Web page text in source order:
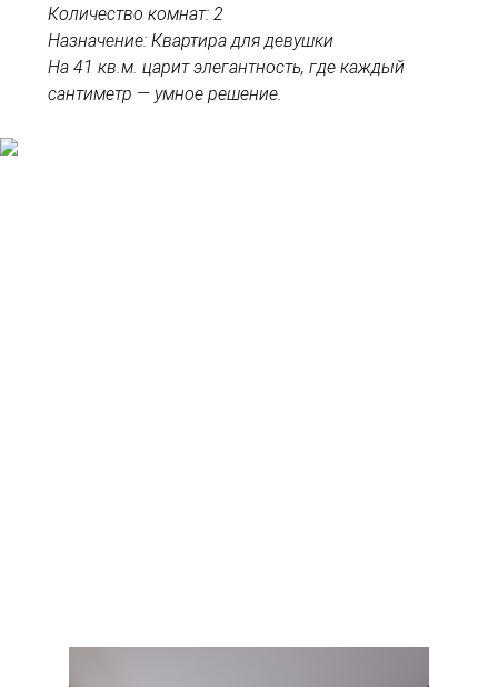
Количество комнат: 2
Назначение: Квартира для девушки
На 41 кв.м. царит элегантность, где каждый
сантиметр — умное решение.